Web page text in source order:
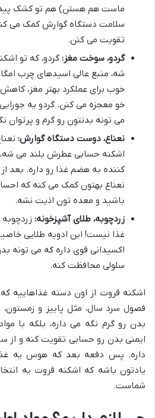
ماست هم هستن) هم تو کشک
سلامت دستگاه گوارش کمک می
تقویت می کنن.
گردو، سوخت مغز: گردو، که تو
خوب برای عملکرد بهتر مغز،
خو معجزه می کنن. گردو یه
می تونه بدنتون رو گرم و پرتوان
نعناع، دوست دستگاه گوارش:
اشکنه حسابی عطرش بلند می
کننده به هضم غذا رو داره. بعد
نعناع بهتون کمک می کنه که
باشید و معده تون اذیت نشه.
زردچوبه، طلای آشپزخونه:
غذا نیست! این ادویه طلایی
اکسیدانی قوی داره که می تونه
سلولی محافظت کنه.
اشکنه قروت از اون دسته غذاهاییه
فصول سرد سال، مثل پاییز و زمستون،
بدن رو گرم نگه می داره، بلکه با
ایمنی بدن رو حسابی تقویت کنه و از
داره. پس دفعه بعد که هوس یه
یادتون باشه که اشکنه قروت یه
شماست.